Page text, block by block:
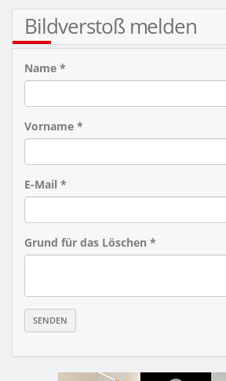
Bildverstoß melden
Name *
Vorname *
E-Mail *
Grund für das Löschen *